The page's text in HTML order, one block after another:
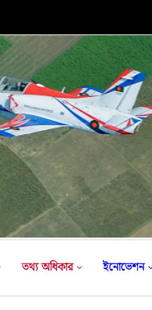
এক্সারসাইজ টাইগার
তথ্য অধিকার ইনোভেশন